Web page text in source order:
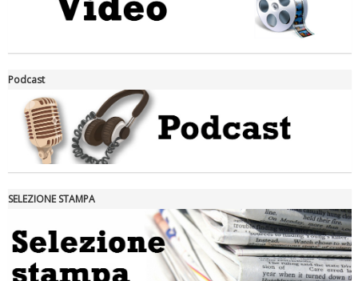
Podcast
SELEZIONE STAMPA